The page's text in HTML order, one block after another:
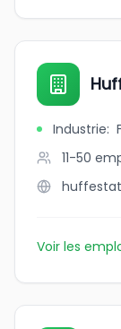
Industrie:
11-50
Voir les